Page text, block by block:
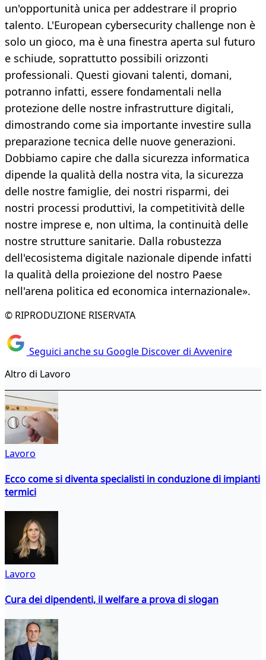
un'opportunità unica per addestrare il proprio
talento. L'European cybersecurity challenge non è
solo un gioco, ma è una finestra aperta sul futuro
e schiude, soprattutto possibili orizzonti
professionali. Questi giovani talenti, domani,
potranno infatti, essere fondamentali nella
protezione delle nostre infrastrutture digitali,
dimostrando come sia importante investire sulla
preparazione tecnica delle nuove generazioni.
Dobbiamo capire che dalla sicurezza informatica
dipende la qualità della nostra vita, la sicurezza
delle nostre famiglie, dei nostri risparmi, dei
nostri processi produttivi, la competitività delle
nostre imprese e, non ultima, la continuità delle
nostre strutture sanitarie. Dalla robustezza
dell'ecosistema digitale nazionale dipende infatti
la qualità della proiezione del nostro Paese
nell'arena politica ed economica internazionale».
© RIPRODUZIONE RISERVATA
Seguici anche su Google Discover di Avvenire
Altro di Lavoro
Lavoro
Ecco come si diventa specialisti in conduzione di impianti
termici
Lavoro
Cura dei dipendenti, il welfare a prova di slogan